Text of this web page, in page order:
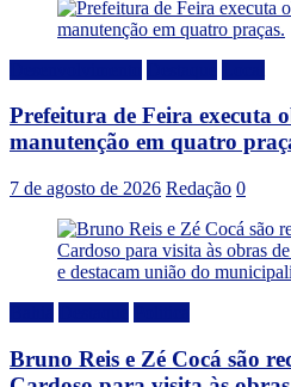
Prefeitura de Feira executa
manutenção em quatro
7 de agosto de 2026 Redação 0
Bruno Reis e Zé Cocá são